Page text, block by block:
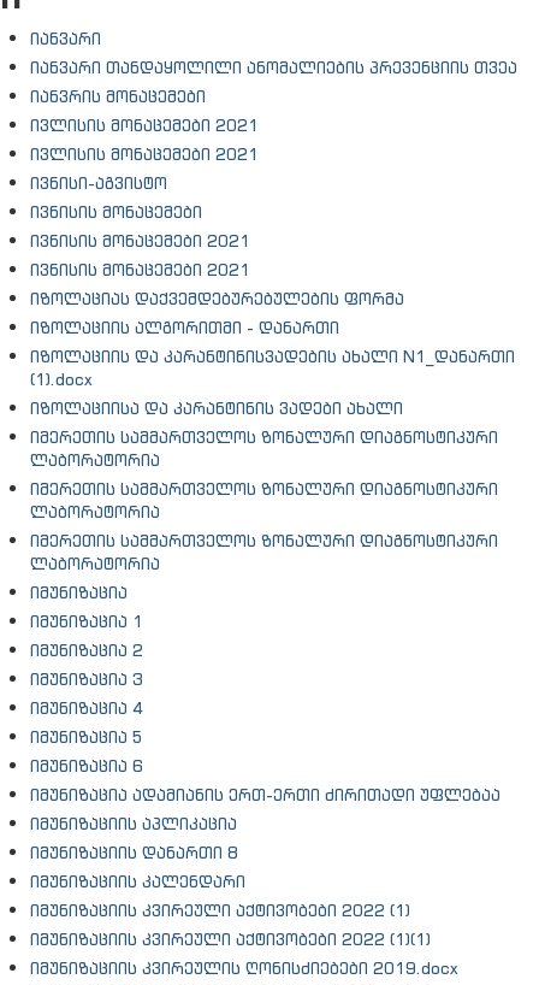
იანვარი
იანვარი თანდაყოლილი ანომალიების პრევენციის თვეა
იანვრის მონაცემები
ივლისის მონაცემები 2021
ივლისის მონაცემები 2021
ივნისი-აგვისტო
ივნისის მონაცემები
ივნისის მონაცემები 2021
ივნისის მონაცემები 2021
იზოლაციას დაქვემდებურებულების ფორმა
იზოლაციის ალგორითმი - დანართი
იზოლაციის და კარანტინისვადების ახალი N1_დანართი
(1).docx
იზოლაციისა და კარანტინის ვადები ახალი
იმერეთის სამმართველოს ზონალური დიაგნოსტიკური
ლაბორატორია
იმერეთის სამმართველოს ზონალური დიაგნოსტიკური
ლაბორატორია
იმერეთის სამმართველოს ზონალური დიაგნოსტიკური
ლაბორატორია
იმუნიზაცია
იმუნიზაცია 1
იმუნიზაცია 2
იმუნიზაცია 3
იმუნიზაცია 4
იმუნიზაცია 5
იმუნიზაცია 6
იმუნიზაცია ადამიანის ერთ-ერთი ძირითადი უფლებაა
იმუნიზაციის აპლიკაცია
იმუნიზაციის დანართი 8
იმუნიზაციის კალენდარი
იმუნიზაციის კვირეული აქტივობები 2022 (1)
იმუნიზაციის კვირეული აქტივობები 2022 (1)(1)
იმუნიზაციის კვირეულის ღონისძიებები 2019.docx